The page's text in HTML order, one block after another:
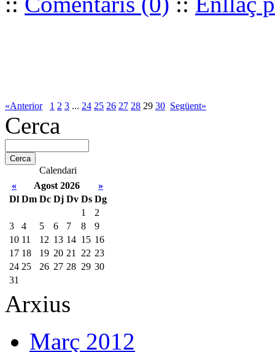
«Anterior 1 2 3 ... 24 25 26 27 28 29 30 Següent»
Cerca
Calendari
«
Agost 2026
»
Dl Dm Dc Dj Dv Ds Dg
1
2
3
4 5 6 7 8
9
10 11 12 13 14 15 16
17 18 19 20 21 22 23
24 25 26 27 28 29 30
31
Arxius
Març 2012